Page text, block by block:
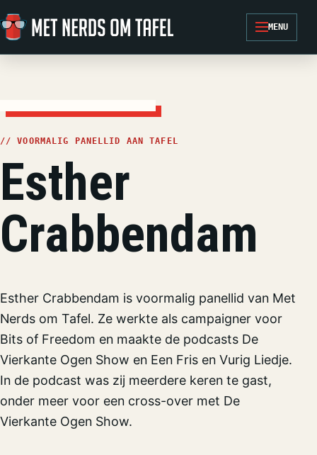
Ga naar de inhoud
MENU
// VOORMALIG PANELLID AAN TAFEL
Esther
Crabbendam
Esther Crabbendam is voormalig panellid van Met
Nerds om Tafel. Ze werkte als campaigner voor
Bits of Freedom en maakte de podcasts De
Vierkante Ogen Show en Een Fris en Vurig Liedje.
In de podcast was zij meerdere keren te gast,
onder meer voor een cross-over met De
Vierkante Ogen Show.